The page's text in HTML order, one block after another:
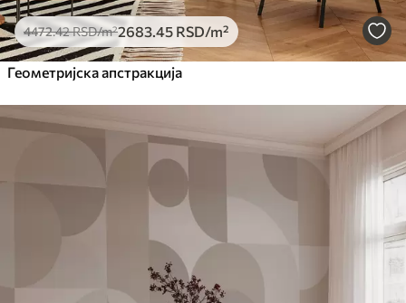
4472.42RSD/m²2683 .45 RSD/m²
Геометријска апстракција